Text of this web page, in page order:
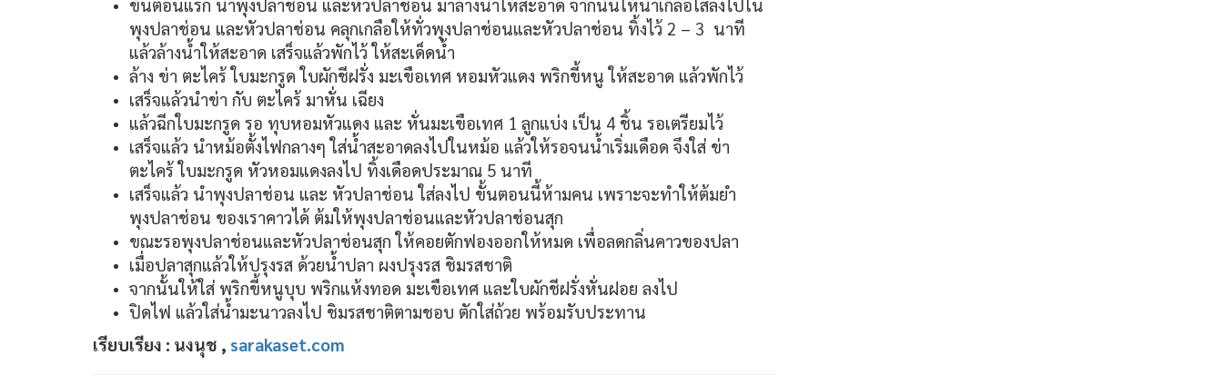
ขั้นตอนแรก นำพุงปลาช่อน และหัวปลาช่อน มาล้างน้ำให้สะอาด จากนั้นให้นำเกลือใส่ลงไปใน
พุงปลาช่อน และหัวปลาช่อน คลุกเกลือให้ทั่วพุงปลาช่อนและหัวปลาช่อน ทิ้งไว้ 2 – 3 นาที
แล้วล้างน้ำให้สะอาด เสร็จแล้วพักไว้ ให้สะเด็ดน้ำ
ล้าง ข่า ตะไคร้ ใบมะกรูด ใบผักชีฝรั่ง มะเขือเทศ หอมหัวแดง พริกขี้หนู ให้สะอาด แล้วพักไว้
เสร็จแล้วนำข่า กับ ตะไคร้ มาหั่น เฉียง
แล้วฉีกใบมะกรูด รอ ทุบหอมหัวแดง และ หั่นมะเขือเทศ 1 ลูกแบ่ง เป็น 4 ชิ้น รอเตรียมไว้
เสร็จแล้ว นำหม้อตั้งไฟกลางๆ ใส่น้ำสะอาดลงไปในหม้อ แล้วให้รอจนน้ำเริ่มเดือด จึงใส่ ข่า
ตะไคร้ ใบมะกรูด หัวหอมแดงลงไป ทิ้งเดือดประมาณ 5 นาที
เสร็จแล้ว นำพุงปลาช่อน และ หัวปลาช่อน ใส่ลงไป ขั้นตอนนี้ห้ามคน เพราะจะทำให้ต้มยำ
พุงปลาช่อน ของเราคาวได้ ต้มให้พุงปลาช่อนและหัวปลาช่อนสุก
ขณะรอพุงปลาช่อนและหัวปลาช่อนสุก ให้คอยตักฟองออกให้หมด เพื่อลดกลิ่นคาวของปลา
เมื่อปลาสุกแล้วให้ปรุงรส ด้วยน้ำปลา ผงปรุงรส ชิมรสชาติ
จากนั้นให้ใส่ พริกขี้หนูบุบ พริกแห้งทอด มะเขือเทศ และใบผักชีฝรั่งหั่นฝอย ลงไป
ปิดไฟ แล้วใส่น้ำมะนาวลงไป ชิมรสชาติตามชอบ ตักใส่ถ้วย พร้อมรับประทาน
เรียบเรียง : นงนุช , sarakaset.com